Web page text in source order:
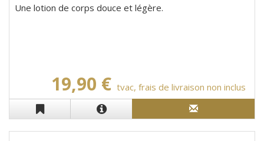
Une lotion de corps douce et légère.
19,90 € tvac, frais de livraison non inclus